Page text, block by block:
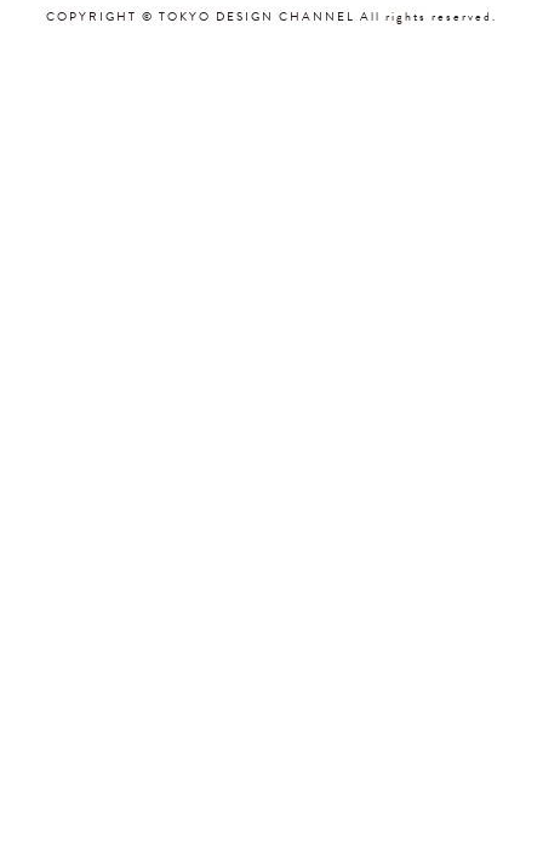
COPYRIGHT © TOKYO DESIGN CHANNEL All rights reserved.